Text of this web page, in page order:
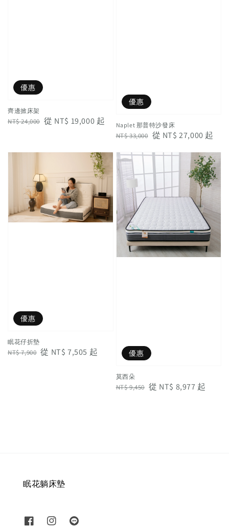
優惠
齊邊掀床架
Regular
NT$ 24,000 Sale
從 NT$ 19,000 起
優惠
Naplet 那普特沙發床
Regular
NT$ 33,000 Sale
從 NT$ 27,000 起
優惠
眠花仔折墊
Regular
NT$ 7,900 Sale
從 NT$ 7,505 起 優惠
莫西朵
Regular
NT$ 9,450 Sale
從 NT$ 8,977 起
眠花躺床墊